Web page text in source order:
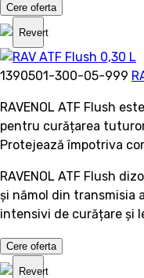
Cere oferta
Revert
1390501-300-05-999
RAVENOL ATF Flush
pentru curățarea
Protejează împotriva
RAVENOL ATF Flush
și nămol din transmisia
intensivi de curățare și
Cere oferta
Revert